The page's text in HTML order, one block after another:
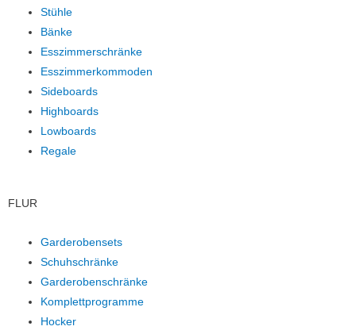
Stühle
Bänke
Esszimmerschränke
Esszimmerkommoden
Sideboards
Highboards
Lowboards
Regale
FLUR
Garderobensets
Schuhschränke
Garderobenschränke
Komplettprogramme
Hocker